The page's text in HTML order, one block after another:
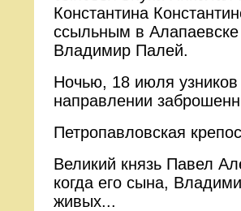
Константина
ссыльным в
Владимир Палей.
Ночью, 18 июля
направлении
Петропавловская
Великий князь Павел
когда его сына,
живых...